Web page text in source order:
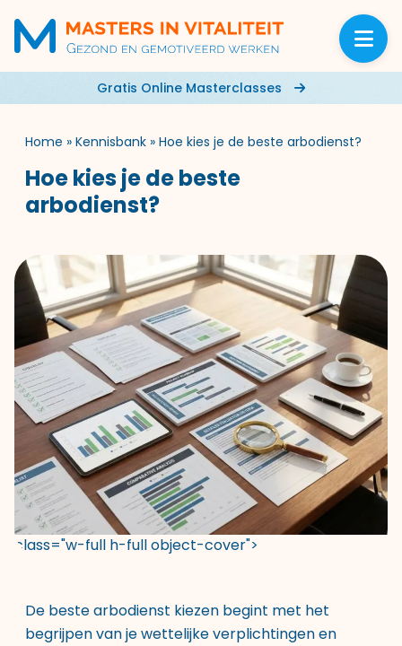
Gratis Online Masterclasses
Home » Kennisbank » Hoe kies je de beste arbodienst?
Hoe kies je de beste
arbodienst?
class="w-full h-full object-cover">
De beste arbodienst kiezen begint met het
begrijpen van je wettelijke verplichtingen en